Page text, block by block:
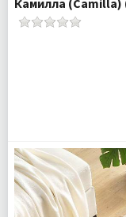
Камилла (Camilla)
Плотность:
Комплектация:
Ткань:
Доставка: